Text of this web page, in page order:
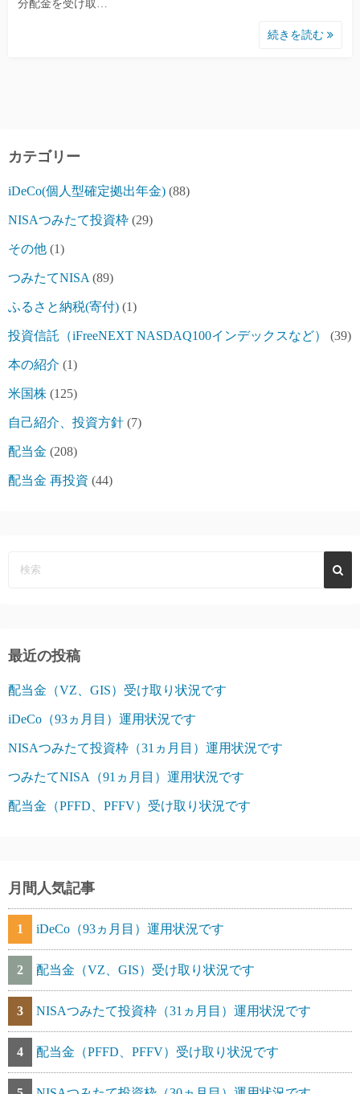
分配金を受け取…
続きを読む
カテゴリー
iDeCo(個人型確定拠出年金) (88)
NISAつみたて投資枠 (29)
その他 (1)
つみたてNISA (89)
ふるさと納税(寄付) (1)
投資信託（iFreeNEXT NASDAQ100インデックスなど） (39)
本の紹介 (1)
米国株 (125)
自己紹介、投資方針 (7)
配当金 (208)
配当金 再投資 (44)
最近の投稿
配当金（VZ、GIS）受け取り状況です
iDeCo（93ヵ月目）運用状況です
NISAつみたて投資枠（31ヵ月目）運用状況です
つみたてNISA（91ヵ月目）運用状況です
配当金（PFFD、PFFV）受け取り状況です
月間人気記事
1 iDeCo（93ヵ月目）運用状況です
2 配当金（VZ、GIS）受け取り状況です
3 NISAつみたて投資枠（31ヵ月目）運用状況です
4 配当金（PFFD、PFFV）受け取り状況です